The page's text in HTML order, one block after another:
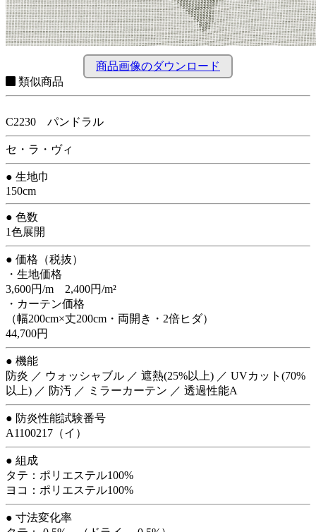
商品画像のダウンロード
類似商品
C2230 パンドラル
セ・ラ・ヴィ
● 生地巾
150cm
● 色数
1色展開
● 価格（税抜）
・生地価格
3,600円/m 2,400円/m²
・カーテン価格
（幅200cm×丈200cm・両開き・2倍ヒダ）
44,700円
● 機能
防炎 ／ ウォッシャブル ／ 遮熱(25%以上) ／ UVカット(70%
以上) ／ 防汚 ／ ミラーカーテン ／ 透過性能A
● 防炎性能試験番号
A1100217（イ）
● 組成
タテ：ポリエステル100%
ヨコ：ポリエステル100%
● 寸法変化率